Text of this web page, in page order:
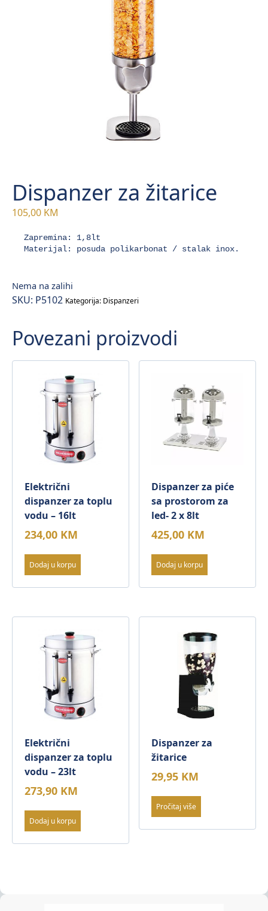
Dispanzer za žitarice
105,00 KM
Zapremina: 1,8lt
Materijal: posuda polikarbonat / stalak inox.
Nema na zalihi
SKU: P5102 Kategorija: Dispanzeri
Povezani proizvodi
Električni
dispanzer za toplu
vodu – 16lt
234,00 KM
Dodaj u korpu
Dispanzer za piće
sa prostorom za
led- 2 x 8lt
425,00 KM
Dodaj u korpu
Električni
dispanzer za toplu
vodu – 23lt
273,90 KM
Dodaj u korpu
Dispanzer za
žitarice
29,95 KM
Pročitaj više